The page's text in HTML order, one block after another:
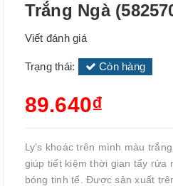
Trắng Ngà
Viết đánh giá
Trạng thái: Còn hàng
89.640₫
Ly’s khoác trên mình màu
giúp tiết kiệm thời gian tẩy rửa
bóng tinh tế. Được sản xuất